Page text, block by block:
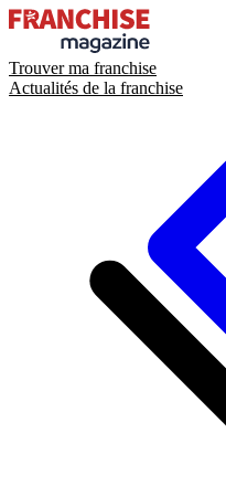
Trouver ma franchise
Actualités de la franchise